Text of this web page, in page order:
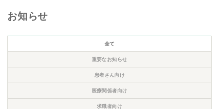
お知らせ
全て
重要なお知らせ
患者さん向け
医療関係者向け
求職者向け